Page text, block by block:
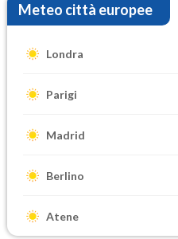
Meteo città europee
Londra
Parigi
Madrid
Berlino
Atene